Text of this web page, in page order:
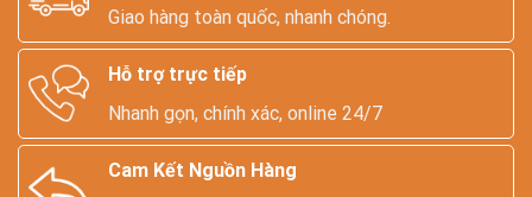
Giao hàng toàn quốc, nhanh chóng.
Hỗ trợ trực tiếp
Nhanh gọn, chính xác, online 24/7
Cam Kết Nguồn Hàng